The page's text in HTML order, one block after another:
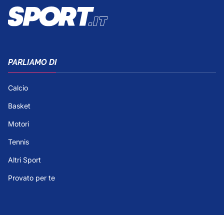
PARLIAMO DI
Calcio
Basket
Motori
Tennis
Altri Sport
Provato per te